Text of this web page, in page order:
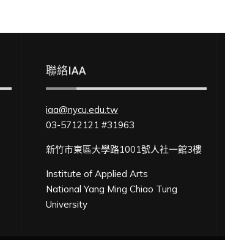
聯絡IAA
iaa@nycu.edu.tw
03-5712121 #31963
新竹市東區大學路1001號人社一館3樓
Institute of Applied Arts
National Yang Ming Chiao Tung
University